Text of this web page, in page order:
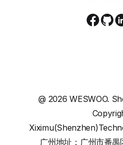
@ 2026 WESWOO.
广州地址：广州市番